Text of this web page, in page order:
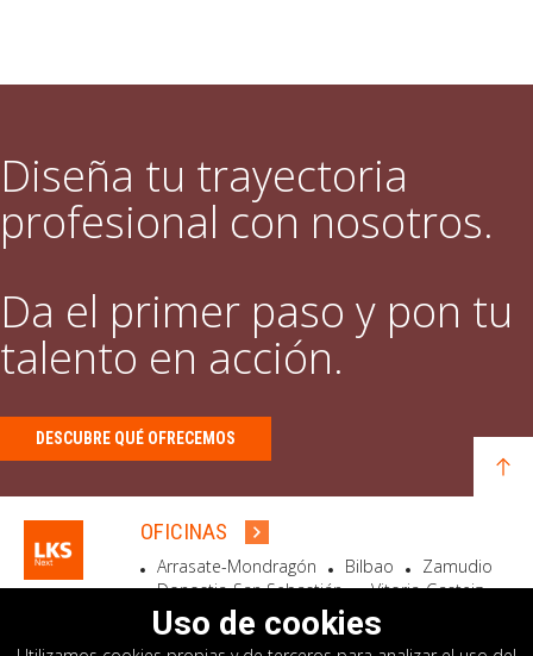
Diseña tu trayectoria
profesional con nosotros.
Da el primer paso y pon tu
talento en acción.
DESCUBRE QUÉ OFRECEMOS
OFICINAS
Arrasate-Mondragón Bilbao
Zamudio
Donostia-San Sebastián
Vitoria-Gasteiz
Madrid
El Astillero Bidart
Uso de cookies